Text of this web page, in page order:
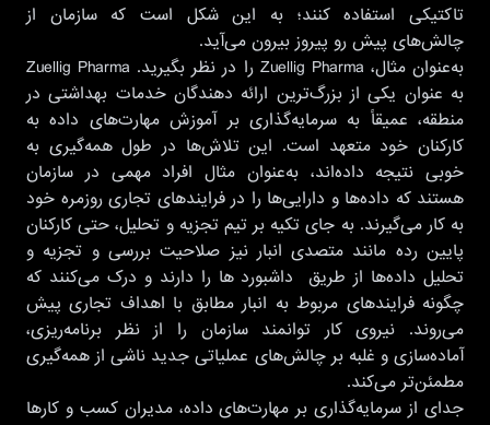
تاکتیکی استفاده کنند؛ به این شکل است که سازمان از
چالش‌های پیش رو پیروز بیرون می‌آید.
به‌عنوان‌ مثال، Zuellig Pharma را در نظر بگیرید. Zuellig Pharma
به عنوان یکی از بزرگ‌ترین ارائه دهندگان خدمات بهداشتی در
منطقه، عمیقاً به سرمایه‌گذاری بر آموزش مهارت‌های داده به
کارکنان خود متعهد است. این تلاش‌ها در طول همه‌گیری به
خوبی نتیجه داده‌اند، به‌عنوان مثال افراد مهمی در سازمان
هستند که داده‌ها و دارایی‌ها را در فرایندهای تجاری روزمره خود
به کار می‌گیرند. به جای تکیه بر تیم تجزیه و تحلیل، حتی کارکنان
پایین رده مانند متصدی انبار نیز صلاحیت بررسی و تجزیه و
تحلیل داده‌ها از طریق داشبورد ها را دارند و درک می‌کنند که
چگونه فرایندهای مربوط به انبار مطابق با اهداف تجاری پیش
می‌روند. نیروی کار توانمند سازمان را از نظر برنامه‌ریزی،
آماده‌سازی و غلبه بر چالش‌های عملیاتی جدید ناشی از همه‌گیری
مطمئن‌تر می‌کند.
جدای از سرمایه‌گذاری بر مهارت‌های داده، مدیران کسب و کارها